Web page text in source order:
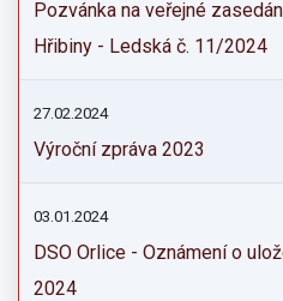
Pozvánka na veřejné
Hřibiny - Ledská č. 11/2024
27.02.2024
Výroční zpráva 2023
03.01.2024
DSO Orlice - Oznámení o
2024